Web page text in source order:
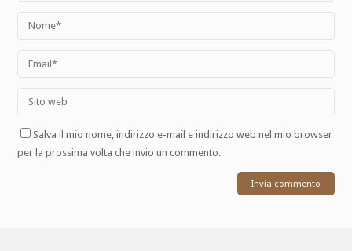
Salva il mio nome, indirizzo e-mail e indirizzo web nel mio browser
per la prossima volta che invio un commento.